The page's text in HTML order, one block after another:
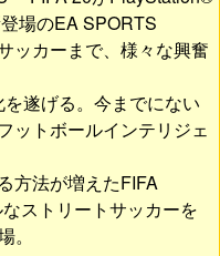
場のEA SPORTS
ッカーまで、様々な興奮
を遂げる。今までにない
ットボールインテリジェ
方法が増えたFIFA
ストリートサッカーを